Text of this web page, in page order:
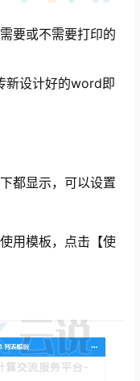
要或不需要打印的
新设计好的word即
都显示，可以设置
用模板，点击【使